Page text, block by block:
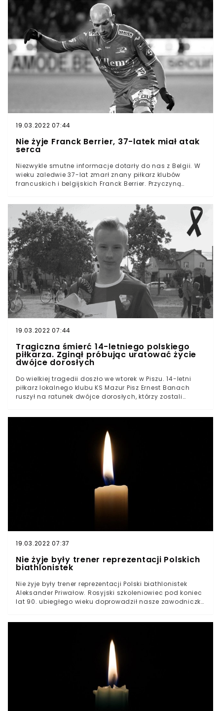
gracza. Do wielkiej tragedii doszło w trakcie meczu
towarzyskiego w Kaliningradzie w Rosji pomiędzy
zespołami Krasnej Zwiezdy i Baltiki-M KaliningradW
wyniku niebezpiecznego zderzenia dwóch zawodników
życie stracił 23-letni Aleksander SzyszmariewLekarze
przez godzinę walczyli o życie młodego bramkarza,
jednak nie udało im się go uratowaćTragiczne
wiadomości dotarły do nas z Rosji. W trakcie
towarzyskiego meczu w Kaliningradzie życie stracił
zaledwie 23-letni bramkarz Aleksander Szyszmariew.
Zderzył się on z jednym z rywali i stracił przytomność.
Lekarzom nie udało się go uratować.
19.03.2022 07:44
Nie żyje Franck Berrier, 37-latek miał atak
serca
Niezwykle smutne informacje dotarły do nas z Belgii. W
wieku zaledwie 37-lat zmarł znany piłkarz klubów
francuskich i belgijskich Franck Berrier. Przyczyną
szpitala. W wieku zaledwie 37-lat zmarł znany francuski
piłkarz Franck BerrierByły gracz wielu francuskich i
belgijskich klubów zmarł w wyniku zatrzymania akcji
sercaBerrier przed dwoma laty zmuszony był zakończyć
profesjonalną karierę właśnie z powodu problemów z
sercemNie żyje znany francuski piłkarz Franck Berrier.
37-latek, który od lat związany był z klubami w Belgii,
zmarł nagle w trakcie aktywnego wypoczynku.
Informację o śmierci Francuza potwierdził klub, którego
stał się legendą, czyli KV Oostende.
19.03.2022 07:44
Tragiczna śmierć 14-letniego polskiego
piłkarza. Zginął próbując uratować życie
dwójce dorosłych
Do wielkiej tragedii doszło we wtorek w Piszu. 14-letni
piłkarz lokalnego klubu KS Mazur Pisz Ernest Banach
ruszył na ratunek dwójce dorosłych, którzy zostali
doszło we wtorek w Piszu. Zginął 14-letni piłkarz
miejscowej drużyny KS Mazur PiszNastoletni Ernest
Banach próbował uratować życie porażonych prądem
dwóch osóbNiestety młody chłopiec sam również został
porażony. Sam oddał życie, ale uratował dwie dorosłe
osobyBurmistrz miasta ogłosił trzydniową żałobę po
śmierci bohaterskiego ErnestaNie żyje 14-letni piłkarz
klubu KS Mazur Pisz Ernest Banach. Nastolatek zginął
śmiercią prawdziwego bohatera. Młody zawodnik ruszył
19.03.2022 07:37
Nie żyje były trener reprezentacji Polskich
biathlonistek
Nie żyje były trener reprezentacji Polski biathlonistek
Aleksander Priwałow. Rosyjski szkoleniowiec pod koniec
lat 90. ubiegłego wieku doprowadził nasze zawodniczki
wiadomości przekazał Polski Związek
BiathlonowyPrzekazano informację o śmierci byłego
trenera reprezentacji Polski biathlonistek Aleksandra
PriwałowRosjanin doprowadził nasze zawodniczki do
historycznych sukcesówNie żyje Aleksander Priwałow,
były trener reprezentacji Polski biathlonistek. Pod wodzą
rosyjskiego szkoleniowca nasze zawodniczki osiągnęły
historyczne sukcesy. Priwałow odszedł w wieku 87 lat.